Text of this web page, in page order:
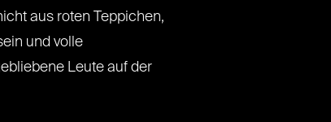
aus roten Teppichen,
und volle
Leute auf der